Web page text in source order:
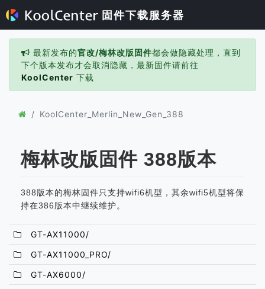
固件下载服务器
最新发布的官改/梅林改版固件都会做隐藏处理，直到
下个版本发布才会取消隐藏，最新固件请前往
KoolCenter 下载
KoolCenter_Merlin_New_Gen_388
梅林改版固件 388版本
388版本的梅林固件只支持wifi6机型，其余wifi5机型将保
持在386版本中继续维护。
GT-AX11000/
GT-AX11000_PRO/
GT-AX6000/